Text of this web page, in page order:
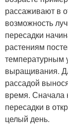
рассаживают в
возможность
пересадки
растениям
температурным
выращивания.
рассадой
время. Сначала
пересадки в
целый день.